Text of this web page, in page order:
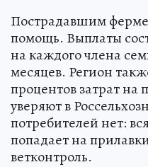
Пострадавшим
помощь. Выплаты
на каждого члена
месяцев. Регион
процентов затрат на
уверяют в
потребителей нет:
попадает на
ветконтроль.